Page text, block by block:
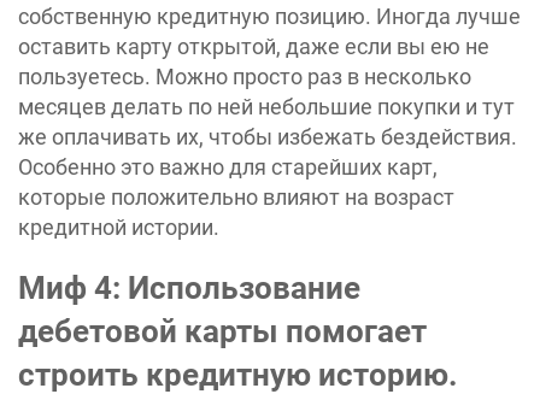
собственную кредитную позицию. Иногда лучше
оставить карту открытой, даже если вы ею не
пользуетесь. Можно просто раз в несколько
месяцев делать по ней небольшие покупки и тут
же оплачивать их, чтобы избежать бездействия.
Особенно это важно для старейших карт,
которые положительно влияют на возраст
кредитной истории.
Миф 4: Использование
дебетовой карты помогает
строить кредитную историю.